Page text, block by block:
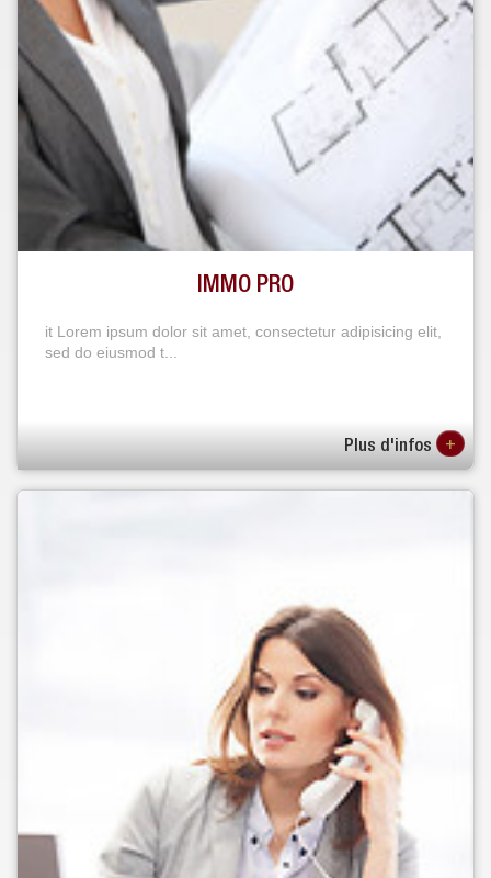
IMMO PRO
it Lorem ipsum dolor sit amet, consectetur adipisicing elit,
sed do eiusmod t...
Plus d'infos +